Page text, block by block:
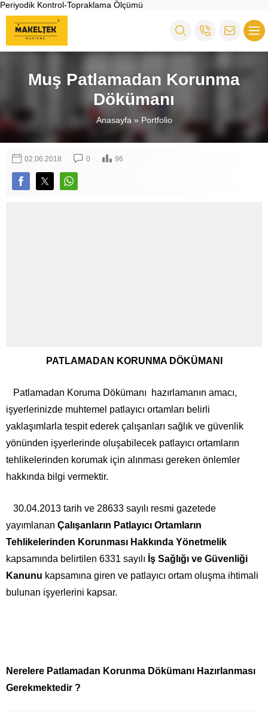
Periyodik Kontrol-Topraklama Ölçümü
Muş Patlamadan Korunma
Dökümanı
Anasayfa » Portfolio
02.06.2018 0 96
PATLAMADAN KORUNMA DÖKÜMANI
Patlamadan Koruma Dökümanı hazırlamanın amacı,
işyerlerinizde muhtemel patlayıcı ortamları belirli
yaklaşımlarla tespit ederek çalışanları sağlık ve güvenlik
yönünden işyerlerinde oluşabilecek patlayıcı ortamların
tehlikelerinden korumak için alınması gereken önlemler
hakkında bilgi vermektir.
30.04.2013 tarih ve 28633 sayılı resmi gazetede
yayımlanan Çalışanların Patlayıcı Ortamların
Tehlikelerinden Korunması Hakkında Yönetmelik
kapsamında belirtilen 6331 sayılı İş Sağlığı ve Güvenliği
Kanunu kapsamına giren ve patlayıcı ortam oluşma ihtimali
bulunan işyerlerini kapsar.
Nerelere Patlamadan Korunma Dökümanı Hazırlanması
Gerekmektedir ?